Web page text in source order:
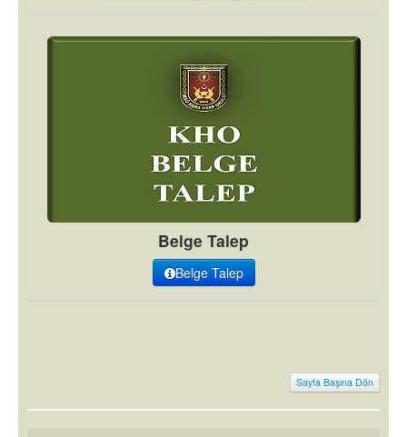
Belge Talep
Belge Talep
Sayfa Başına Dön